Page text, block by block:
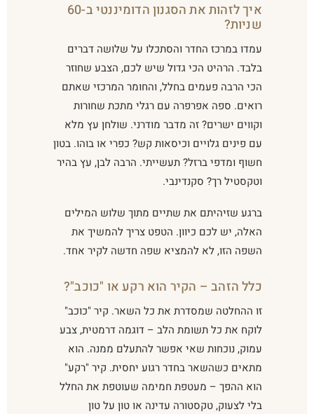
איך לזהות את הסגנון הדומיננטי ב-60
שניות?
עמדו במרכז החדר והסתכלו על שלושה דברים
בלבד. הרהיט הכי גדול שיש לכם, הצבע שחוזר
הכי הרבה פעמים בחלל, והחומר המרכזי שאתם
רואים. ספה אפרפרה עם רגלי מתכת שחורות
וקווים ישרים? זה מדבר מודרני. שולחן עץ מלא
עם פינים גלויים וכיסאות קש? כפרי או בוהו. בטון
חשוף ומדפי ברזל? תעשייתי. הרבה לבן, עץ בהיר
וטקסטיל רך? סקנדינבי.
ברגע שזיהיתם את שתיים מתוך שלוש המילים
האלה, יש לכם כיוון. הטפט צריך להמשיך את
השפה הזו, לא להמציא שפה חדשה לקיר אחד.
כלל הזהב – הקיר הוא רקע או "כוכב"?
זו ההחלטה שמסדרת את כל השאר. קיר "כוכב"
לוקח את כל תשומת הלב – דוגמה דרמטית, צבע
עמוק, נוכחות שאי אפשר להתעלם ממנה. הוא
מתאים כשהשאר בחדר רגוע יחסית. קיר "רקע"
הוא ההפך – מעטפת חמימה שעוטפת את החלל
בלי לצעוק, טקסטורה עדינה או טון על טון